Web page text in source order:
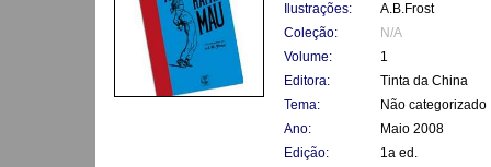
Ilustrações:
A.B.Frost
Coleção:
N/A
Volume:
1
Editora:
Tinta da China
Tema:
Não categorizado
Ano:
Maio 2008
Edição:
1a ed.